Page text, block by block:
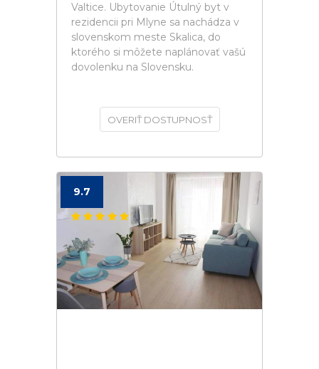
Valtice. Ubytovanie Útulný byt v
rezidencii pri Mlyne sa nachádza v
slovenskom meste Skalica, do
ktorého si môžete naplánovať vašú
dovolenku na Slovensku.
OVERIŤ DOSTUPNOSŤ
9.7